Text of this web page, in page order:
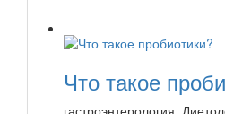
Что такое
гастроэнтерология,